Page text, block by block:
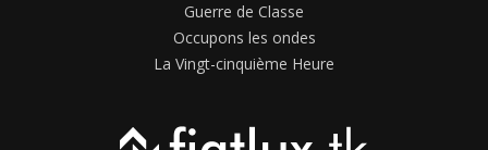
Guerre de Classe
Occupons les ondes
La Vingt-cinquième Heure